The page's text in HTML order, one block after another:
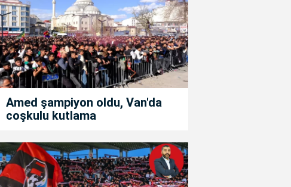
Amed şampiyon oldu, Van'da
coşkulu kutlama